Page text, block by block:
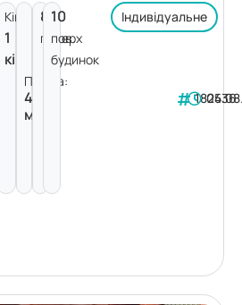
Кімнат:
1
кімната
Площа:
40
м²
8
поверх
10
пов.
будинок
Індивідуальне
182436